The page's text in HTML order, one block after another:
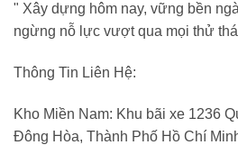
" Xây dựng hôm nay, vững bền
ngừng nỗ lực vượt qua mọi thử
Thông Tin Liên Hệ:
Kho Miền Nam: Khu bãi xe 1236
Đông Hòa, Thành Phố Hồ Chí